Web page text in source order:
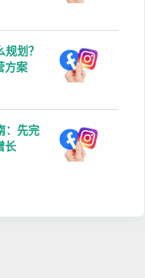
划？
方案
：先完
长